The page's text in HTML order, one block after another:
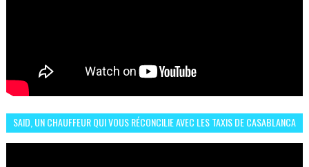
SAID, UN CHAUFFEUR QUI VOUS RÉCONCILIE AVEC LES TAXIS DE CASABLANCA